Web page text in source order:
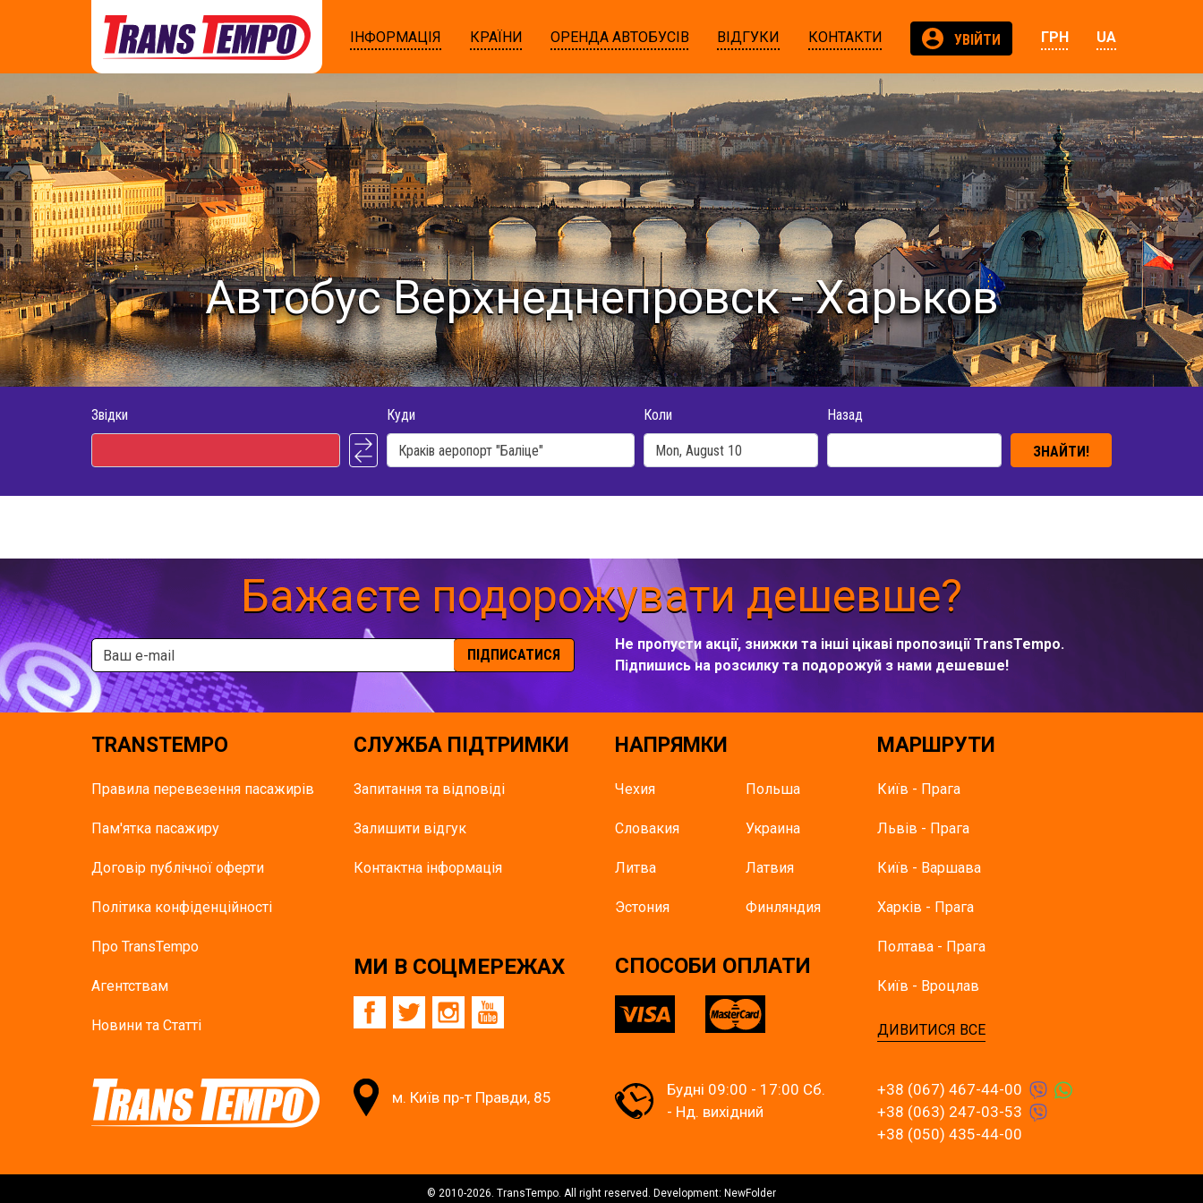
ІНФОРМАЦІЯ КРАЇНИ ОРЕНДА АВТОБУСІВ ВІДГУКИ КОНТАКТИ УВІЙТИ ГРН UA
Автобус Верхнеднепровск - Харьков
Звідки Куди Коли Назад
ЗНАЙТИ!
Бажаєте подорожувати дешевше?
ПІДПИСАТИСЯ
Не пропусти акції, знижки та інші цікаві пропозиції TransTempo.
Підпишись на розсилку та подорожуй з нами дешевше!
TRANSTEMPO
Правила перевезення пасажирів
Пам'ятка пасажиру
Договір публічної оферти
Політика конфіденційності
Про TransTempo
Агентствам
Новини та Статті
СЛУЖБА ПІДТРИМКИ
Запитання та відповіді
Залишити відгук
Контактна інформація
МИ В СОЦМЕРЕЖАХ
НАПРЯМКИ
Чехия Польша
Словакия Украина
Литва Латвия
Эстония Финляндия
СПОСОБИ ОПЛАТИ
МАРШРУТИ
Київ - Прага
Львів - Прага
Київ - Варшава
Харків - Прага
Полтава - Прага
Київ - Вроцлав
ДИВИТИСЯ ВСЕ
м. Київ пр-т Правди, 85
Будні 09:00 - 17:00 Сб.
- Нд. вихідний
+38 (067) 467-44-00
+38 (063) 247-03-53
+38 (050) 435-44-00
© 2010-2026. TransTempo. All right reserved. Development: NewFolder